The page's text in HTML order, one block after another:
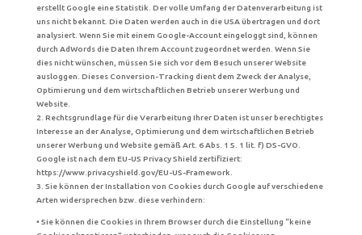
erstellt Google eine Statistik. Der volle Umfang der Datenverarbeitung ist
uns nicht bekannt. Die Daten werden auch in die USA übertragen und dort
analysiert. Wenn Sie mit einem Google-Account eingeloggt sind, können
durch AdWords die Daten Ihrem Account zugeordnet werden. Wenn Sie
dies nicht wünschen, müssen Sie sich vor dem Besuch unserer Website
ausloggen. Dieses Conversion-Tracking dient dem Zweck der Analyse,
Optimierung und dem wirtschaftlichen Betrieb unserer Werbung und
Website.
2. Rechtsgrundlage für die Verarbeitung Ihrer Daten ist unser berechtigtes
Interesse an der Analyse, Optimierung und dem wirtschaftlichen Betrieb
unserer Werbung und Website gemäß Art. 6 Abs. 1 S. 1 lit. f) DS-GVO.
Google ist nach dem EU-US Privacy Shield zertifiziert:
https://www.privacyshield.gov/EU-US-Framework.
3. Sie können der Installation von Cookies durch Google auf verschiedene
Arten widersprechen bzw. diese verhindern:
• Sie können die Cookies in Ihrem Browser durch die Einstellung “keine